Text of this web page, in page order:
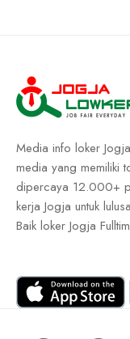
Media info loker
media yang memiliki
dipercaya 12.000+
kerja Jogja untuk
Baik loker Jogja